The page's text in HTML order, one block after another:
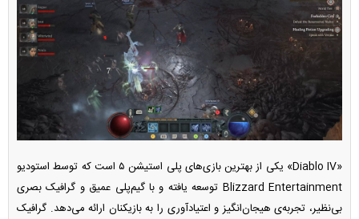
«Diablo IV» یکی از بهترین بازی‌های پلی استیشن ۵ است که توسط استودیو
Blizzard Entertainment توسعه یافته و با گیم‌پلی عمیق و گرافیک بصری
بی‌نظیر، تجربه‌ی هیجان‌انگیز و اعتیادآوری را به بازیکنان ارائه می‌دهد. گرافیک